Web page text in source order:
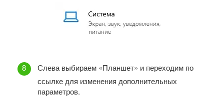
Слева выбираем «Планшет» и переходим по
ссылке для изменения дополнительных
параметров.